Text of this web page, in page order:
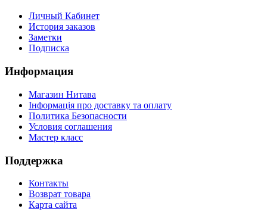
Личный Кабинет
История заказов
Заметки
Подписка
Информация
Магазин Нитава
Інформація про доставку та оплату
Политика Безопасности
Условия соглашения
Мастер класс
Поддержка
Контакты
Возврат товара
Карта сайта